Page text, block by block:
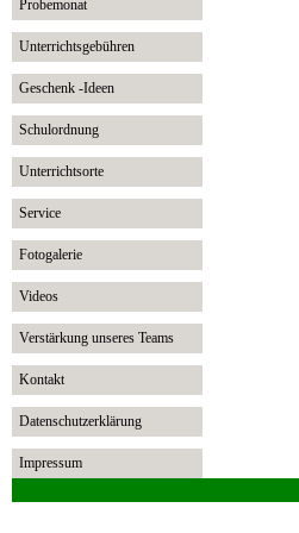
Probemonat
Unterrichtsgebühren
Geschenk -Ideen
Schulordnung
Unterrichtsorte
Service
Fotogalerie
Videos
Verstärkung unseres Teams
Kontakt
Datenschutzerklärung
Impressum